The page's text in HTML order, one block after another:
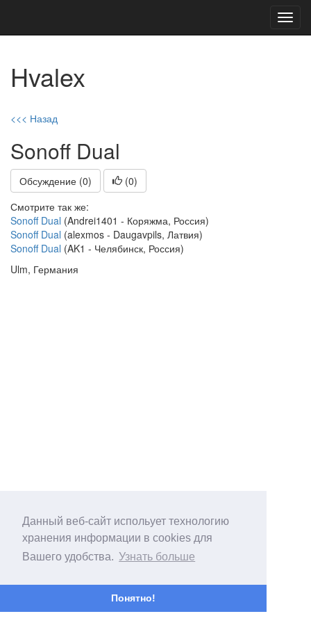
Данный веб-сайт испольует технологию
хранения информации в cookies для
Вашего удобства. Узнать больше
Понятно!
Hvalex
<<< Назад
Sonoff Dual
Обсуждение (0) (0)
Смотрите так же:
Sonoff Dual (Andrei1401 - Коряжма, Россия)
Sonoff Dual (alexmos - Daugavpils, Латвия)
Sonoff Dual (AK1 - Челябинск, Россия)
Ulm, Германия